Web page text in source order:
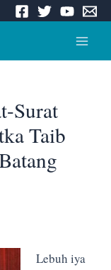
Surat
Taib
Lebuh iya